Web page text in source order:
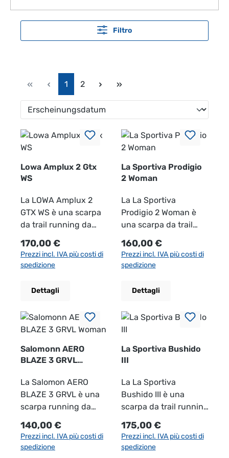
Filtro
Pagina
1 Pagina
2
Lowa Amplux 2 Gtx
WS
La LOWA Amplux 2
GTX WS è una scarpa
da trail running da
leggera e versatile,
ideale per corse su
forestali, ghiaia,
terreni tecnici.
Combina comfort
dinamico, protezione
affidabile dalle
intemperie e grip
perfetta per runner
che vogliono allenarsi
anche con pioggia,
fondo bagnato o
condizioni meteo
variabili. La membrana
Prezzo normale:
170,00 €
Prezzi incl. IVA più costi di
spedizione
Dettagli
La Sportiva Prodigio
2 Woman
La La Sportiva
Prodigio 2 Woman è
una scarpa da trail
progettata per
allenamenti, gare,
percorsi tecnici in
comfort, reattività e
stabilità, offrendo
un’esperienza di corsa
fluida e sicura anche
sui terreni più vari. La
traspirante assicura
un’eccellente
ventilazione del piede
e un comfort elevato
anche durante le
uscite più lunghe. La
Prezzo normale:
160,00 €
Prezzi incl. IVA più costi di
spedizione
Dettagli
Salomonn AERO
BLAZE 3 GRVL
La Salomon AERO
BLAZE 3 GRVL è una
scarpa running da
runner che cercano
versatilità tra strada,
Prezzo normale:
140,00 €
Prezzi incl. IVA più costi di
spedizione
La Sportiva Bushido
III
La La Sportiva
Bushido III è una
scarpa da trail running
qualità, sviluppata per
le runner che cercano
Prezzo normale:
175,00 €
Prezzi incl. IVA più costi di
spedizione